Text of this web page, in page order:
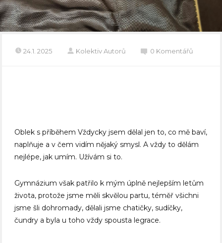
24.1. 2025 Kolektiv Autorů 0 Komentářů
Oblek s příběhem Vždycky jsem dělal jen to, co mě baví,
naplňuje a v čem vidím nějaký smysl. A vždy to dělám
nejlépe, jak umím. Užívám si to.
Gymnázium však patřilo k mým úplně nejlepším letům
života, protože jsme měli skvělou partu, téměř všichni
jsme šli dohromady, dělali jsme chatičky, sudíčky,
čundry a byla u toho vždy spousta legrace.